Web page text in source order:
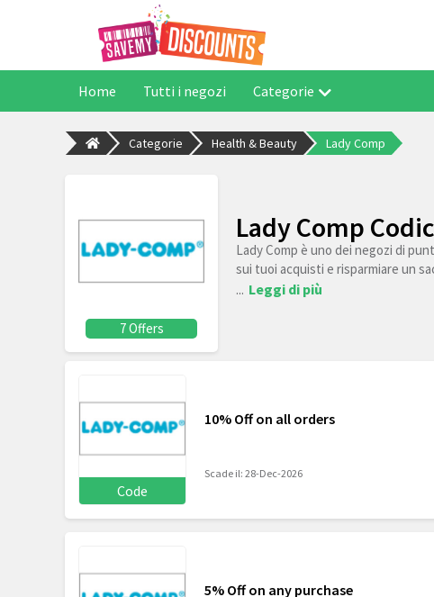
Home Tutti i negozi Categorie
Categorie Health & Beauty Lady Comp
7 Offers
Lady Comp
Lady Comp è uno dei negozi di
sui tuoi acquisti e risparmiare un
... Leggi di più
Code
10% Off on all orders
Scade il: 28-Dec-2026
5% Off on any purchase